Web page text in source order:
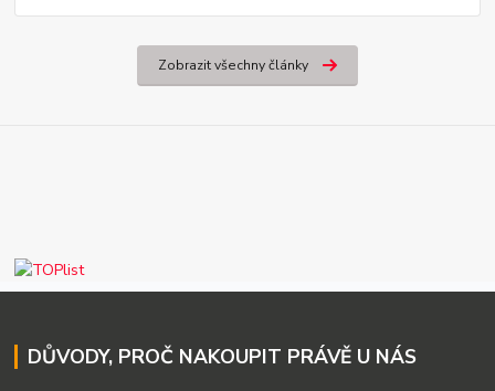
Zobrazit všechny články
DŮVODY, PROČ NAKOUPIT PRÁVĚ U NÁS